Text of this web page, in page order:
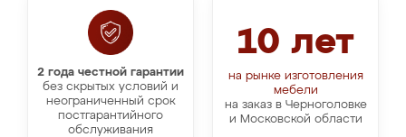
10 лет
на рынке изготовления
мебели
на заказ в Черноголовке
и Московской области
2 года честной гарантии
без скрытых условий и
неограниченный срок
постгарантийного
обслуживания